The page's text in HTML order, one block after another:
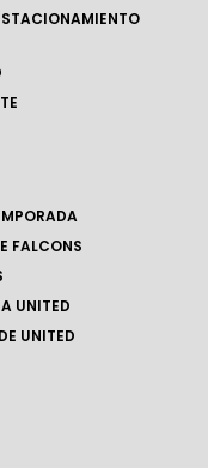
FALCONS
UNITED
UNITED